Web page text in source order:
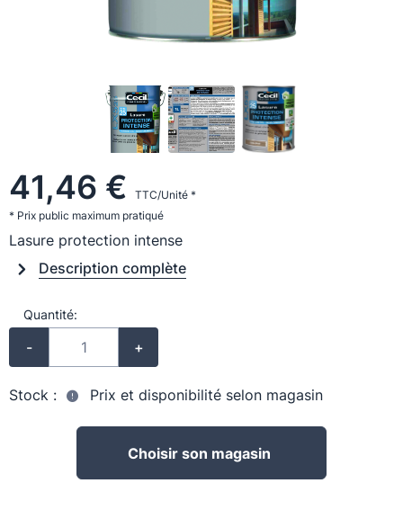
41,46 €
TTC/Unité *
* Prix public maximum pratiqué
Lasure protection intense
Description complète
Quantité:
- +
Stock : Prix et disponibilité selon magasin
Choisir son magasin